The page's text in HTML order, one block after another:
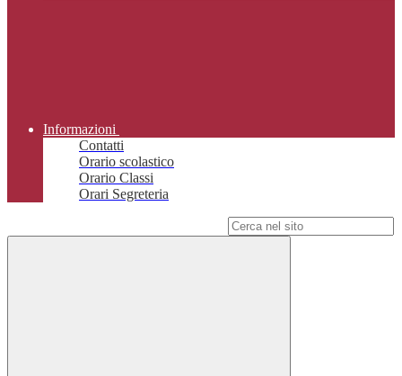
Informazioni
Contatti
Orario scolastico
Orario Classi
Orari Segreteria